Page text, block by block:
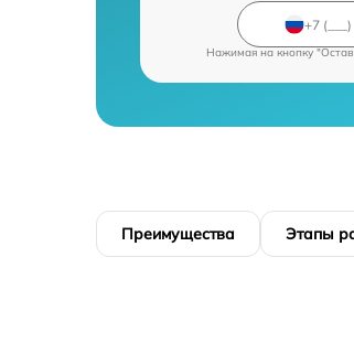
Нажимая на кнопку
Преимущества Этапы